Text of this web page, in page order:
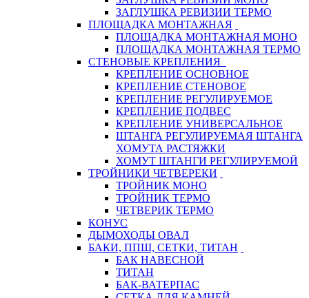
ЗАГЛУШКА РЕВИЗИИ ТЕРМО
ПЛОЩАДКА МОНТАЖНАЯ
ПЛОЩАДКА МОНТАЖНАЯ МОНО
ПЛОЩАДКА МОНТАЖНАЯ ТЕРМО
СТЕНОВЫЕ КРЕПЛЕНИЯ
КРЕПЛЕНИЕ ОСНОВНОЕ
КРЕПЛЕНИЕ СТЕНОВОЕ
КРЕПЛЕНИЕ РЕГУЛИРУЕМОЕ
КРЕПЛЕНИЕ ПОДВЕС
КРЕПЛЕНИЕ УНИВЕРСАЛЬНОЕ
ШТАНГА РЕГУЛИРУЕМАЯ ШТАНГА
ХОМУТА РАСТЯЖКИ
ХОМУТ ШТАНГИ РЕГУЛИРУЕМОЙ
ТРОЙНИКИ ЧЕТВЕРЕКИ
ТРОЙНИК МОНО
ТРОЙНИК ТЕРМО
ЧЕТВЕРИК ТЕРМО
КОНУС
ДЫМОХОДЫ ОВАЛ
БАКИ, ППШ, СЕТКИ, ТИТАН
БАК НАВЕСНОЙ
ТИТАН
БАК-ВАТЕРПАС